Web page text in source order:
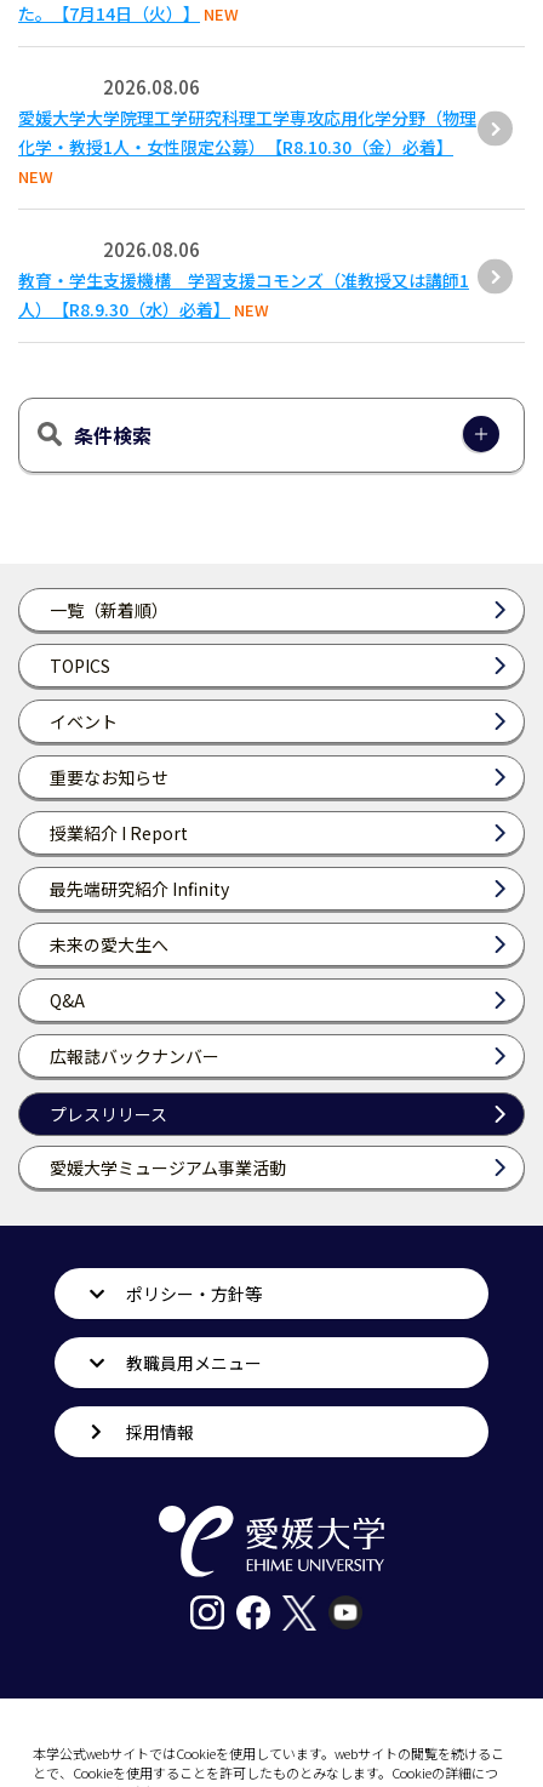
一覧（新着順）
TOPICS
イベント
重要なお知らせ
授業紹介 I Report
最先端研究紹介 Infinity
未来の愛大生へ
Q&A
広報誌バックナンバー
プレスリリース
愛媛大学ミュージアム事業活動
た。【7月14日（火）】
NEW
2026.08.06
愛媛大学大学院理工学研究科理工学専攻応用化学分野（物理
化学・教授1人・女性限定公募）【R8.10.30（金）必着】
NEW
2026.08.06
教育・学生支援機構 学習支援コモンズ（准教授又は講師1
人）【R8.9.30（水）必着】
NEW
条件検索
本学公式webサイトではCookieを使用しています。webサイトの閲覧を続けるこ
とで、Cookieを使用することを許可したものとみなします。Cookieの詳細につ
ポリシー・方針等
教職員用メニュー
採用情報